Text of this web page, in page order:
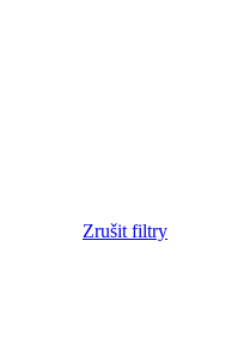
Zrušit filtry